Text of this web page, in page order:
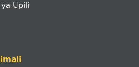
ya Upili